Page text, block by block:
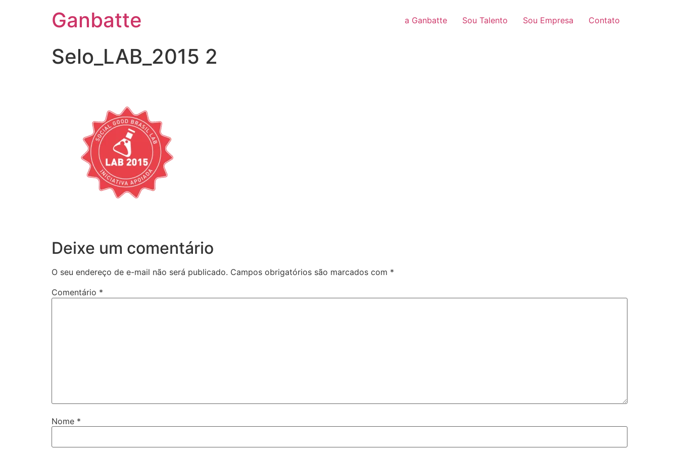
Ganbatte a Ganbatte Sou Talento Sou Empresa Contato
Selo_LAB_2015 2
Deixe um comentário
O seu endereço de e-mail não será publicado. Campos obrigatórios são marcados com *
Comentário *
Nome *